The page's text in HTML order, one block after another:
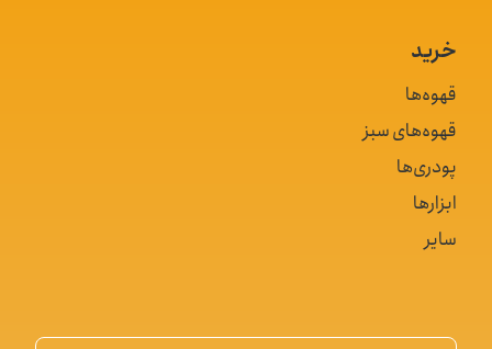
خرید
قهوه‌ها
قهوه‌های سبز
پودری‌ها
ابزارها
سایر